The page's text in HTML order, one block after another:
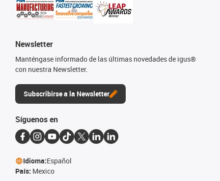
Newsletter
Manténgase informado de las últimas novedades de igus®
con nuestra Newsletter.
Subscribirse a la Newsletter
Síguenos en
Idioma:Español
País: Mexico